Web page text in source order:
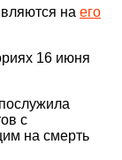
на его
16 июня
с
на смерть